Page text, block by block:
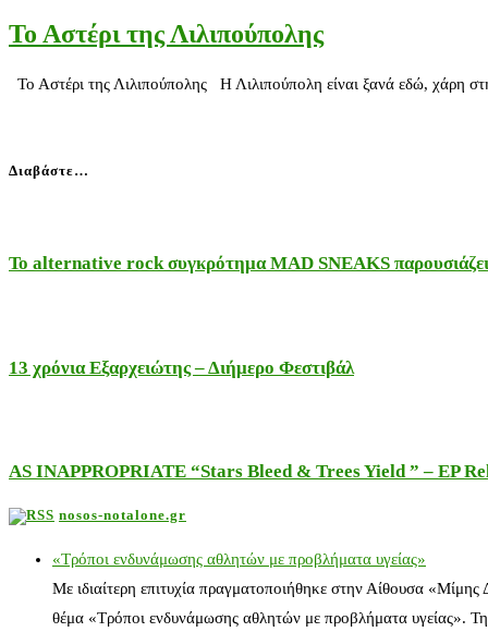
Το Αστέρι της Λιλιπούπολης
Το Αστέρι της Λιλιπούπολης Η Λιλιπούπολη είναι ξανά εδώ, χάρη
Διαβάστε…
Το alternative rock συγκρότημα MAD SNEAKS
13 χρόνια Εξαρχειώτης – Διήμερο Φεστιβάλ
AS INAPPROPRIATE “Stars Bleed & Trees Yield ” – EP
nosos-notalone.gr
«Τρόποι ενδυνάμωσης αθλητών με προβλήματα υγείας»
Με ιδιαίτερη επιτυχία πραγματοποιήθηκε στην Αίθουσα
θέμα «Τρόποι ενδυνάμωσης αθλητών με προβλήματα υγείας».